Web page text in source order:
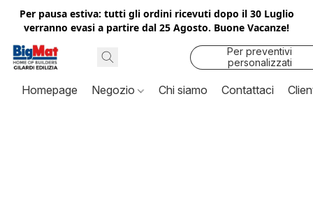
Per pausa estiva: tutti gli ordini ricevuti dopo il 30 Luglio
verranno evasi a partire dal 25 Agosto. Buone Vacanze!
Per preventivi
personalizzati
contattaci
Homepage Negozio Chi siamo Contattaci